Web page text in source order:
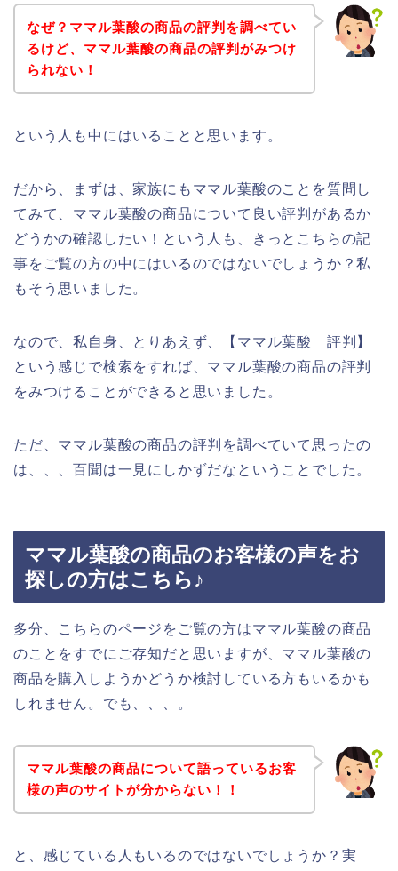
なぜ？ママル葉酸の商品の評判を調べてい
るけど、ママル葉酸の商品の評判がみつけ
られない！
という人も中にはいることと思います。
だから、まずは、家族にもママル葉酸のことを質問し
てみて、ママル葉酸の商品について良い評判があるか
どうかの確認したい！という人も、きっとこちらの記
事をご覧の方の中にはいるのではないでしょうか？私
もそう思いました。
なので、私自身、とりあえず、【ママル葉酸 評判】
という感じで検索をすれば、ママル葉酸の商品の評判
をみつけることができると思いました。
ただ、ママル葉酸の商品の評判を調べていて思ったの
は、、、百聞は一見にしかずだなということでした。
ママル葉酸の商品のお客様の声をお
探しの方はこちら♪
多分、こちらのページをご覧の方はママル葉酸の商品
のことをすでにご存知だと思いますが、ママル葉酸の
商品を購入しようかどうか検討している方もいるかも
しれません。でも、、、。
ママル葉酸の商品について語っているお客
様の声のサイトが分からない！！
と、感じている人もいるのではないでしょうか？実